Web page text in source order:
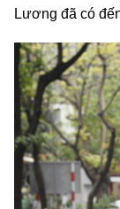
Lương đã có